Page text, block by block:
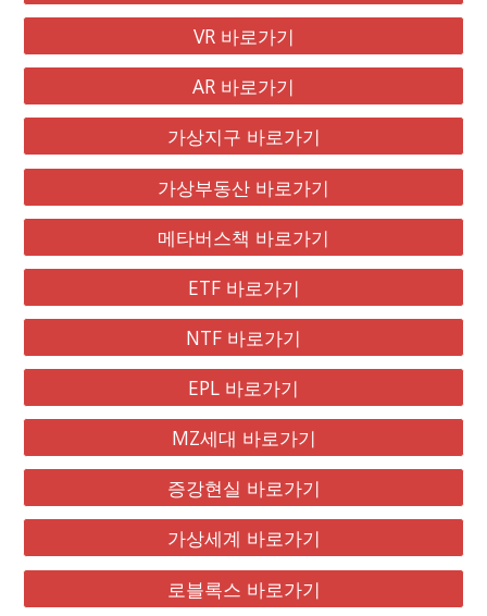
VR 바로가기
AR 바로가기
가상지구 바로가기
가상부동산 바로가기
메타버스책 바로가기
ETF 바로가기
NTF 바로가기
EPL 바로가기
MZ세대 바로가기
증강현실 바로가기
가상세계 바로가기
로블록스 바로가기